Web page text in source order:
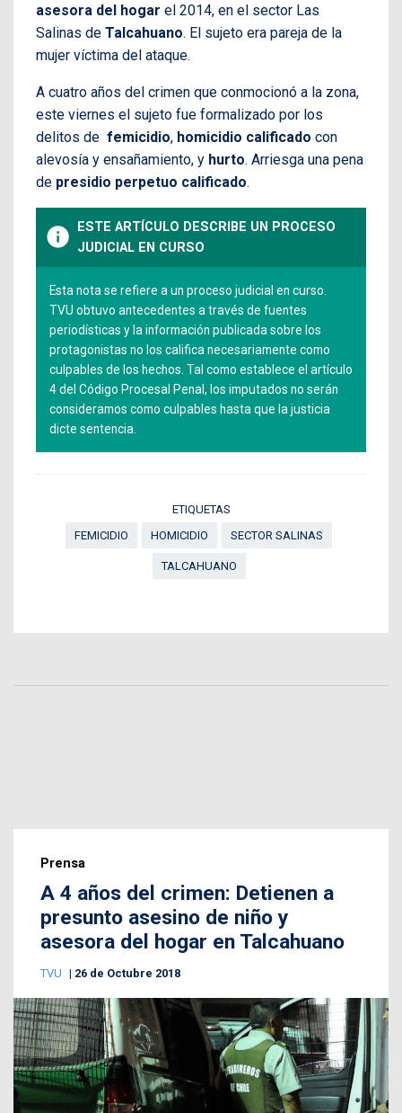
asesora del hogar el 2014, en el sector Las
Salinas de Talcahuano. El sujeto era pareja de la
mujer víctima del ataque.
A cuatro años del crimen que conmocionó a la zona,
este viernes el sujeto fue formalizado por los
delitos de femicidio, homicidio calificado con
alevosía y ensañamiento, y hurto. Arriesga una pena
de presidio perpetuo calificado.
info ESTE ARTÍCULO DESCRIBE UN PROCESO
JUDICIAL EN CURSO
Esta nota se refiere a un proceso judicial en curso.
TVU obtuvo antecedentes a través de fuentes
periodísticas y la información publicada sobre los
protagonistas no los califica necesariamente como
culpables de los hechos. Tal como establece el artículo
4 del Código Procesal Penal, los imputados no serán
consideramos como culpables hasta que la justicia
dicte sentencia.
ETIQUETAS
FEMICIDIO
HOMICIDIO SECTOR SALINAS
TALCAHUANO
Prensa
A 4 años del crimen: Detienen a
presunto asesino de niño y
asesora del hogar en Talcahuano
TVU 26 de Octubre 2018